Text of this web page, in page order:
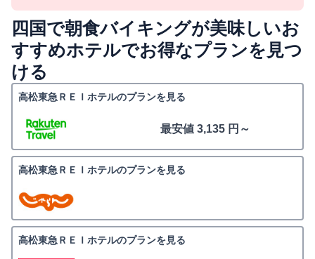
四国で朝食バイキングが美味しいお
すすめホテルでお得なプランを見つ
ける
高松東急ＲＥＩホテルのプランを見る
最安値 3,135 円～
高松東急ＲＥＩホテルのプランを見る
高松東急ＲＥＩホテルのプランを見る